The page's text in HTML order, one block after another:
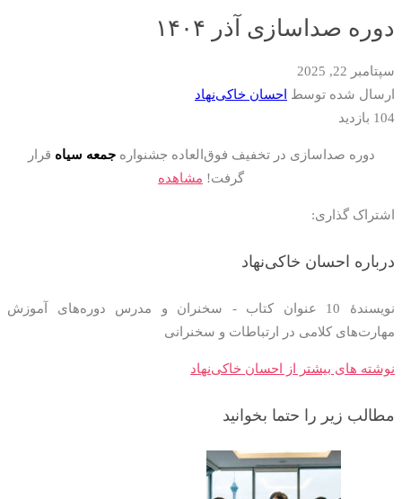
دوره صداسازی آذر ۱۴۰۴
سپتامبر 22, 2025
ارسال شده توسط احسان خاکی‌نهاد
104 بازدید
دوره صداسازی در تخفیف فوق‌العاده جشنوارهجمعه سیاه قرار
گرفت! مشاهده
اشتراک گذاری:
درباره احسان خاکی‌نهاد
نویسندۀ 10 عنوان کتاب - سخنران و مدرس دوره‌های آموزش
مهارت‌های کلامی در ارتباطات و سخنرانی
نوشته های بیشتر از احسان خاکی‌نهاد
مطالب زیر را حتما بخوانید